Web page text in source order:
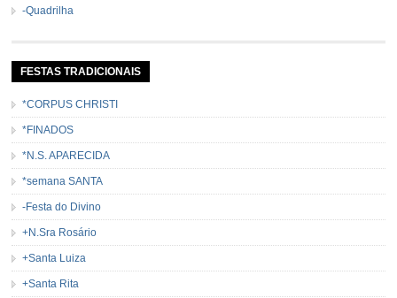
-Quadrilha
FESTAS TRADICIONAIS
*CORPUS CHRISTI
*FINADOS
*N.S. APARECIDA
*semana SANTA
-Festa do Divino
+N.Sra Rosário
+Santa Luiza
+Santa Rita